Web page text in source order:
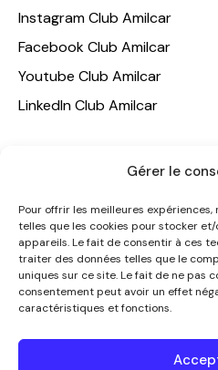
Gérer le
Pour offrir les meilleures
telles que les cookies pour stocker
appareils. Le fait de consentir à ces
traiter des données telles que le
uniques sur ce site. Le fait de ne pas
consentement peut avoir un effet
caractéristiques et fonctions.
Instagram Club Amilcar
Facebook Club Amilcar
Youtube Club Amilcar
LinkedIn Club Amilcar
AMILCAR TRAVEL CLUB
CLUB AMILCAR, Club
AGENCE MEDIANE
CONTACT
NOUS CONTACTER